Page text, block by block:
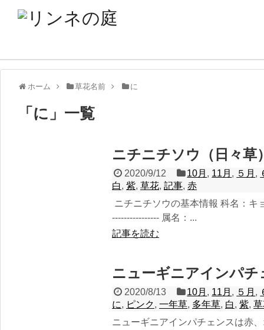
ホーム 草花名前 に
「 に 」 一覧
ニチニチソウ（日々草
2020/9/12 10月 , 11月 , ５月 ,
白, 紫, 草花, 記事, 赤
ニチニチソウの基本情報 科名：
---------------- 属名：...
記事を読む
ニューギニアインパチ
2020/8/13 10月 , 11月 , ５月 ,
に, ピンク, 一年草, 多年草, 白, 紫,
ニューギニアインパチェンスは赤